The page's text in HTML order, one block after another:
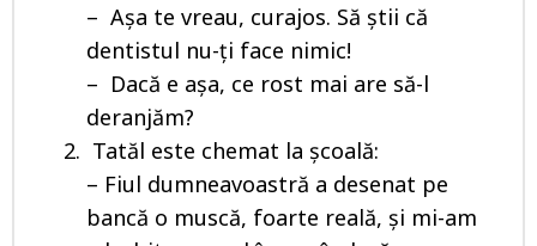
– Așa te vreau, curajos. Să știi că
dentistul nu-ți face nimic!
– Dacă e așa, ce rost mai are să-l
deranjăm?
Tatăl este chemat la școală:
– Fiul dumneavoastră a desenat pe
bancă o muscă, foarte reală, și mi-am